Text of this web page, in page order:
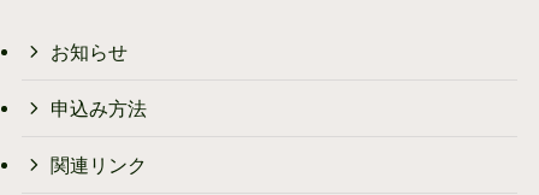
お知らせ
申込み方法
関連リンク